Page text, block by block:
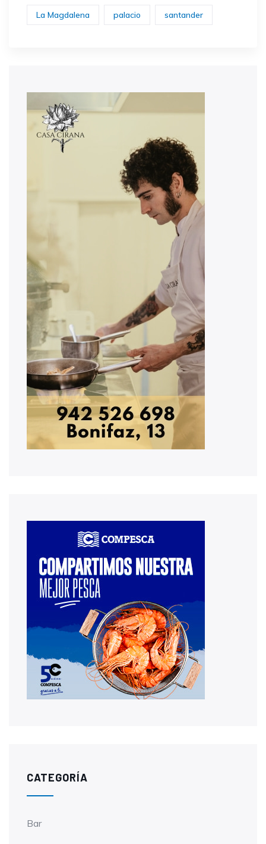
La Magdalena palacio santander
CATEGORÍA
Bar